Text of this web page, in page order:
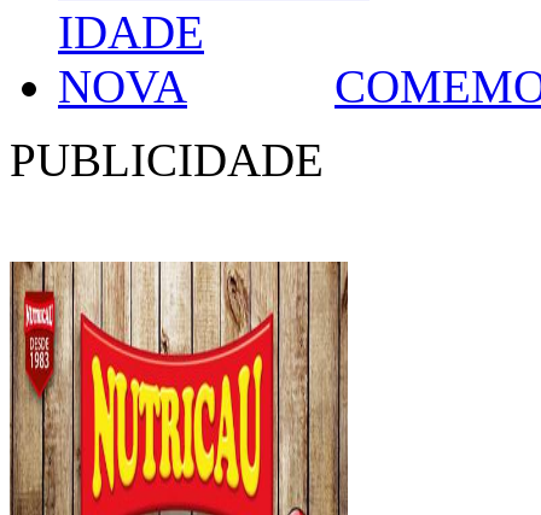
PUBLICIDADE